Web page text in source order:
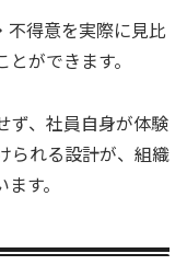
不得意を実際に見比
ができます。
ず、社員自身が体験
られる設計が、組織
す。